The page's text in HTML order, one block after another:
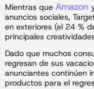
Mientras que Amazon
anuncios sociales,
en exteriores (el 24 %
principales
Dado que muchos
regresan de sus
anunciantes continúen
productos para el